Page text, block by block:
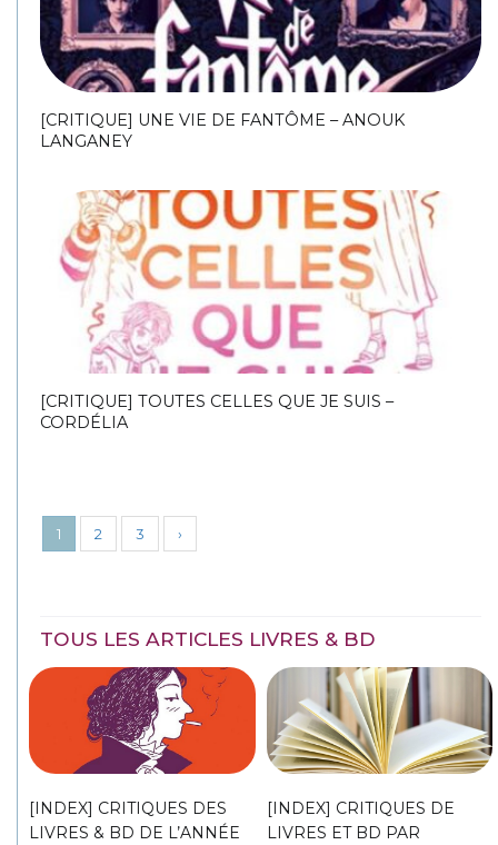
[CRITIQUE] UNE VIE DE FANTÔME – ANOUK
LANGANEY
[CRITIQUE] TOUTES CELLES QUE JE SUIS –
CORDÉLIA
1 2 3 ›
TOUS LES ARTICLES LIVRES & BD
[INDEX] CRITIQUES DES
LIVRES & BD DE L’ANNÉE
[INDEX] CRITIQUES DE
LIVRES ET BD PAR